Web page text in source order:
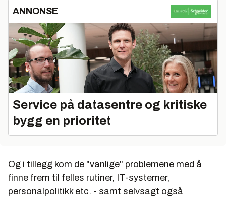
ANNONSE
Service på datasentre og kritiske
bygg en prioritet
Og i tillegg kom de "vanlige" problemene med å
finne frem til felles rutiner, IT-systemer,
personalpolitikk etc. - samt selvsagt også